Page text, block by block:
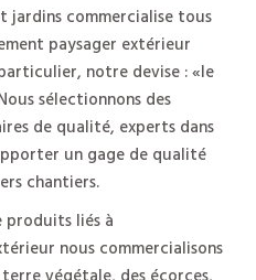
jardins commercialise tous
paysager extérieur
notre devise : «le
sélectionnons des
de qualité, experts dans
un gage de qualité
chantiers.
produits liés à
nous commercialisons